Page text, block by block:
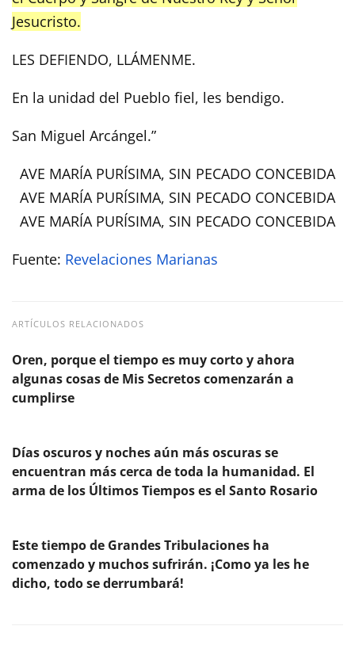
Jesucristo.
LES DEFIENDO, LLÁMENME.
En la unidad del Pueblo fiel, les bendigo.
San Miguel Arcángel.”
AVE MARÍA PURÍSIMA, SIN PECADO CONCEBIDA
AVE MARÍA PURÍSIMA, SIN PECADO CONCEBIDA
AVE MARÍA PURÍSIMA, SIN PECADO CONCEBIDA
Fuente: Revelaciones Marianas
ARTÍCULOS RELACIONADOS
Oren, porque el tiempo es muy corto y ahora
algunas cosas de Mis Secretos comenzarán a
cumplirse
Días oscuros y noches aún más oscuras se
encuentran más cerca de toda la humanidad. El
arma de los Últimos Tiempos es el Santo Rosario
Este tiempo de Grandes Tribulaciones ha
comenzado y muchos sufrirán. ¡Como ya les he
dicho, todo se derrumbará!